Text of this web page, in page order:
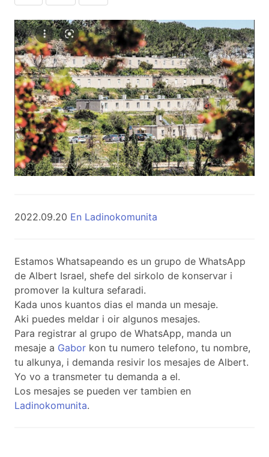
2022.09.20 En Ladinokomunita
Estamos Whatsapeando es un grupo de WhatsApp
de Albert Israel, shefe del sirkolo de konservar i
promover la kultura sefaradi.
Kada unos kuantos dias el manda un mesaje.
Aki puedes meldar i oir algunos mesajes.
Para registrar al grupo de WhatsApp, manda un
mesaje a Gabor kon tu numero telefono, tu nombre,
tu alkunya, i demanda resivir los mesajes de Albert.
Yo vo a transmeter tu demanda a el.
Los mesajes se pueden ver tambien en
Ladinokomunita.